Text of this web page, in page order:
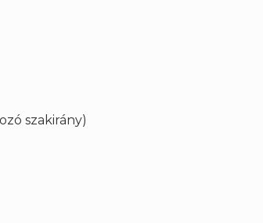
szakirány)